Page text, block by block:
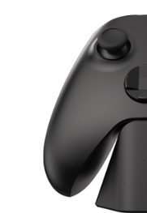
经销商